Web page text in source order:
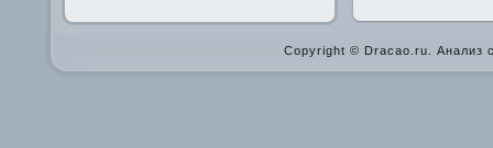
Copyright © Dracao.ru. Анализ